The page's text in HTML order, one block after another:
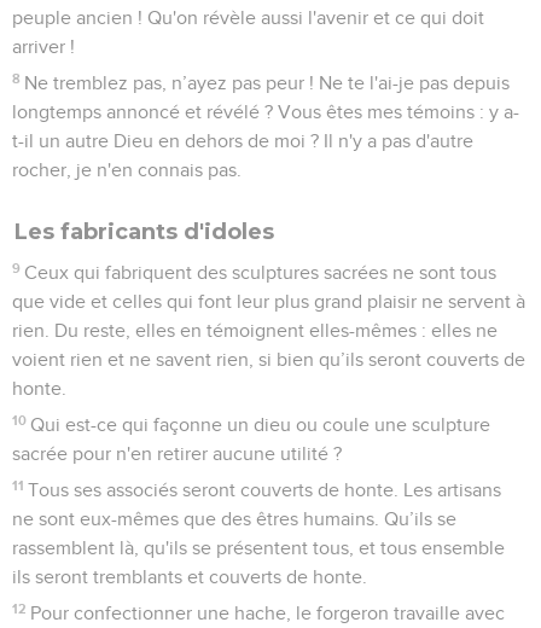
peuple ancien ! Qu'on révèle aussi l'avenir et ce qui doit
arriver !
8 Ne tremblez pas, n’ayez pas peur ! Ne te l'ai-je pas depuis
longtemps annoncé et révélé ? Vous êtes mes témoins : y a-
t-il un autre Dieu en dehors de moi ? Il n'y a pas d'autre
rocher, je n'en connais pas.
Les fabricants d'idoles
9 Ceux qui fabriquent des sculptures sacrées ne sont tous
que vide et celles qui font leur plus grand plaisir ne servent à
rien. Du reste, elles en témoignent elles-mêmes : elles ne
voient rien et ne savent rien, si bien qu’ils seront couverts de
honte.
10 Qui est-ce qui façonne un dieu ou coule une sculpture
sacrée pour n'en retirer aucune utilité ?
11 Tous ses associés seront couverts de honte. Les artisans
ne sont eux-mêmes que des êtres humains. Qu’ils se
rassemblent là, qu'ils se présentent tous, et tous ensemble
ils seront tremblants et couverts de honte.
12 Pour confectionner une hache, le forgeron travaille avec